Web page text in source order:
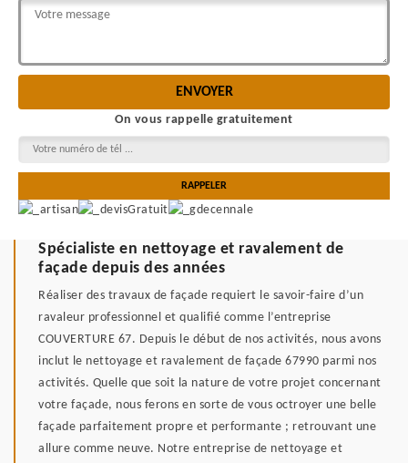
On vous rappelle gratuitement
Spécialiste en nettoyage et ravalement de
façade depuis des années
Réaliser des travaux de façade requiert le savoir-faire d’un
ravaleur professionnel et qualifié comme l’entreprise
COUVERTURE 67. Depuis le début de nos activités, nous avons
inclut le nettoyage et ravalement de façade 67990 parmi nos
activités. Quelle que soit la nature de votre projet concernant
votre façade, nous ferons en sorte de vous octroyer une belle
façade parfaitement propre et performante ; retrouvant une
allure comme neuve. Notre entreprise de nettoyage et